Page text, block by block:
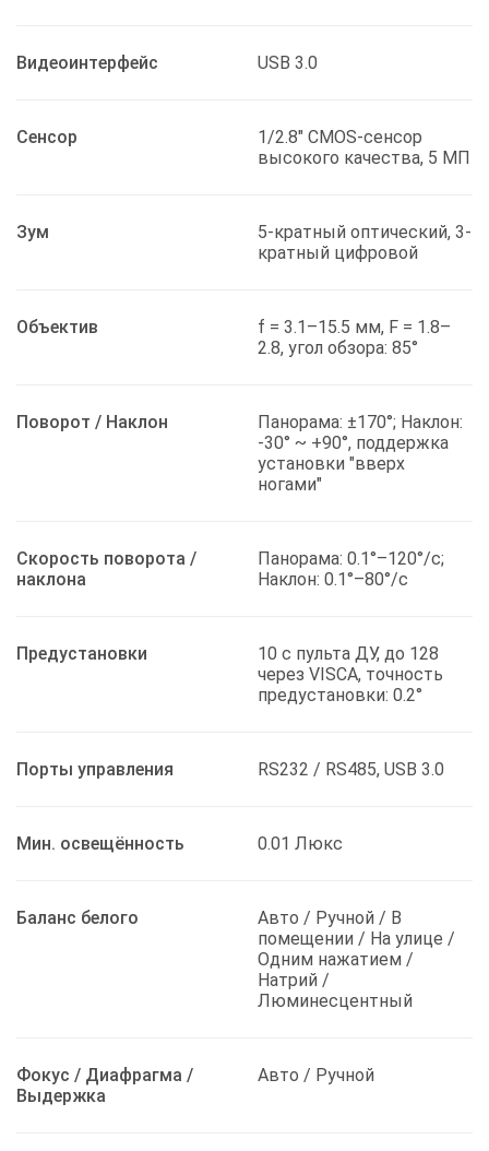
Видеоинтерфейс USB 3.0
Сенсор
1/2.8" CMOS-сенсор
высокого качества, 5 МП
Зум
5-кратный оптический, 3-
кратный цифровой
Объектив
f = 3.1–15.5 мм, F = 1.8–
2.8, угол обзора: 85°
Поворот / Наклон
Панорама: ±170°; Наклон:
-30° ~ +90°, поддержка
установки "вверх
ногами"
Скорость поворота /
наклона
Панорама: 0.1°–120°/с;
Наклон: 0.1°–80°/с
Предустановки
10 с пульта ДУ, до 128
через VISCA, точность
предустановки: 0.2°
Порты управления RS232 / RS485, USB 3.0
Мин. освещённость 0.01 Люкс
Баланс белого
Авто / Ручной / В
помещении / На улице /
Одним нажатием /
Натрий /
Люминесцентный
Фокус / Диафрагма /
Выдержка
Авто / Ручной